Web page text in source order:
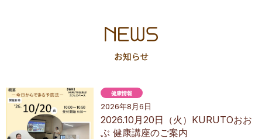
2026年8月6日
2026.10月20日（火）KURUTOおお
ぶ 健康講座のご案内
健康情報